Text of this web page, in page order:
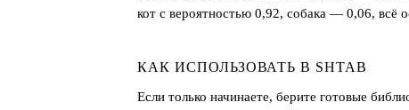
кот с вероятностью 0,92, собака — 0,06, всё
КАК ИСПОЛЬЗОВАТЬ В SHTAB
Если только начинаете, берите готовые